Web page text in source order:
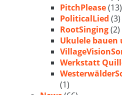
PitchPlease(13)
PoliticalLied (3)
RootSinging(2)
Ukulele bauen
Werkstatt
(1)